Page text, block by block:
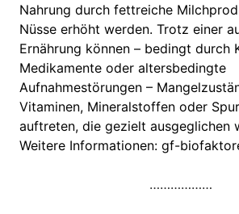
Nahrung durch fettreiche
Nüsse erhöht werden. Trotz einer
Ernährung können – bedingt durch
Medikamente oder altersbedingte
Aufnahmestörungen –
Vitaminen, Mineralstoffen oder
auftreten, die gezielt ausgeglichen
Weitere Informationen: gf-
………………